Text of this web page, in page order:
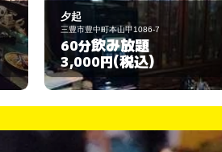
夕起
三豊市豊中町本山甲1086-7
60分飲み放題
3,000円(税込)